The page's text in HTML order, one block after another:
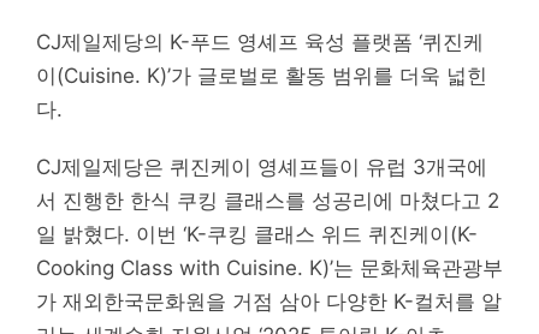
CJ제일제당의 K-푸드 영셰프 육성 플랫폼 ‘퀴진케
이(Cuisine. K)’가 글로벌로 활동 범위를 더욱 넓힌
다.
CJ제일제당은 퀴진케이 영셰프들이 유럽 3개국에
서 진행한 한식 쿠킹 클래스를 성공리에 마쳤다고 2
일 밝혔다. 이번 ‘K-쿠킹 클래스 위드 퀴진케이(K-
Cooking Class with Cuisine. K)’는 문화체육관광부
가 재외한국문화원을 거점 삼아 다양한 K-컬처를 알